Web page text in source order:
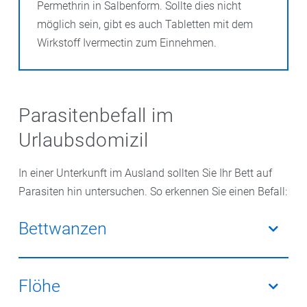
Permethrin in Salbenform. Sollte dies nicht
möglich sein, gibt es auch Tabletten mit dem
Wirkstoff Ivermectin zum Einnehmen.
Parasitenbefall im
Urlaubsdomizil
In einer Unterkunft im Ausland sollten Sie Ihr Bett auf
Parasiten hin untersuchen. So erkennen Sie einen Befall:
Bettwanzen
Wenn Sie auf der Bettwäsche kleine Mengen Blut
finden, ist dies ein erster Hinweis auf Bettwanzen.
Flöhe